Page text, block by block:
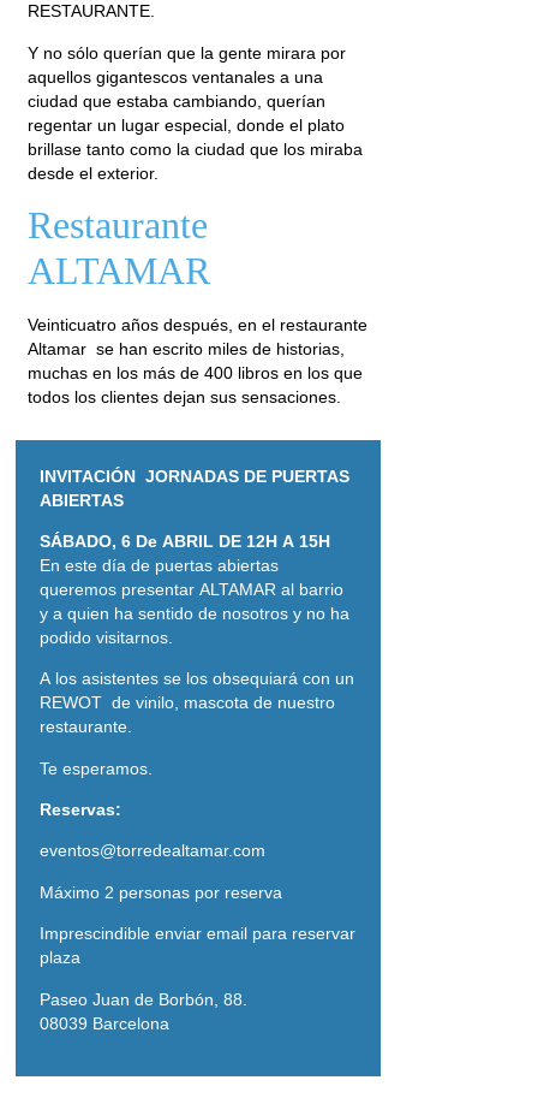
RESTAURANTE.
Y no sólo querían que la gente mirara por
aquellos gigantescos ventanales a una
ciudad que estaba cambiando, querían
regentar un lugar especial, donde el plato
brillase tanto como la ciudad que los miraba
desde el exterior.
Restaurante
ALTAMAR
Veinticuatro años después, en el restaurante
Altamar se han escrito miles de historias,
muchas en los más de 400 libros en los que
todos los clientes dejan sus sensaciones.
INVITACIÓN JORNADAS DE PUERTAS
ABIERTAS
SÁBADO, 6 De ABRIL DE 12H A 15H
En este día de puertas abiertas
queremos presentar ALTAMAR al barrio
y a quien ha sentido de nosotros y no ha
podido visitarnos.
A los asistentes se los obsequiará con un
REWOT de vinilo, mascota de nuestro
restaurante.
Te esperamos.
Reservas:
eventos@torredealtamar.com
Máximo 2 personas por reserva
Imprescindible enviar email para reservar
plaza
Paseo Juan de Borbón, 88.
08039 Barcelona